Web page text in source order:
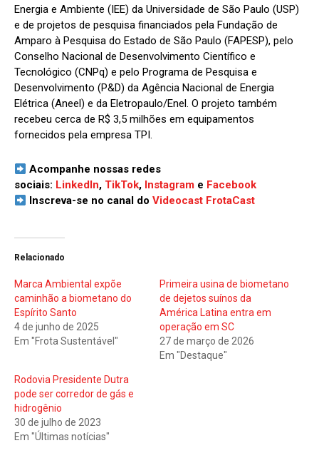
Energia e Ambiente (IEE) da Universidade de São Paulo (USP)
e de projetos de pesquisa financiados pela Fundação de
Amparo à Pesquisa do Estado de São Paulo (FAPESP), pelo
Conselho Nacional de Desenvolvimento Científico e
Tecnológico (CNPq) e pelo Programa de Pesquisa e
Desenvolvimento (P&D) da Agência Nacional de Energia
Elétrica (Aneel) e da Eletropaulo/Enel. O projeto também
recebeu cerca de R$ 3,5 milhões em equipamentos
fornecidos pela empresa TPI.
Acompanhe nossas redes
sociais: LinkedIn, TikTok, Instagram e Facebook
Inscreva-se no canal doVideocast FrotaCast
Relacionado
Marca Ambiental expõe
caminhão a biometano do
Espírito Santo
4 de junho de 2025
Em "Frota Sustentável"
Primeira usina de biometano
de dejetos suínos da
América Latina entra em
operação em SC
27 de março de 2026
Em "Destaque"
Rodovia Presidente Dutra
pode ser corredor de gás e
hidrogênio
30 de julho de 2023
Em "Últimas notícias"